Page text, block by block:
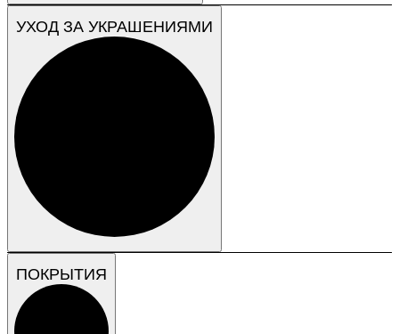
УХОД ЗА УКРАШЕНИЯМИ
ПОКРЫТИЯ